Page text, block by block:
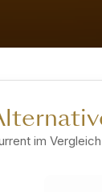
im